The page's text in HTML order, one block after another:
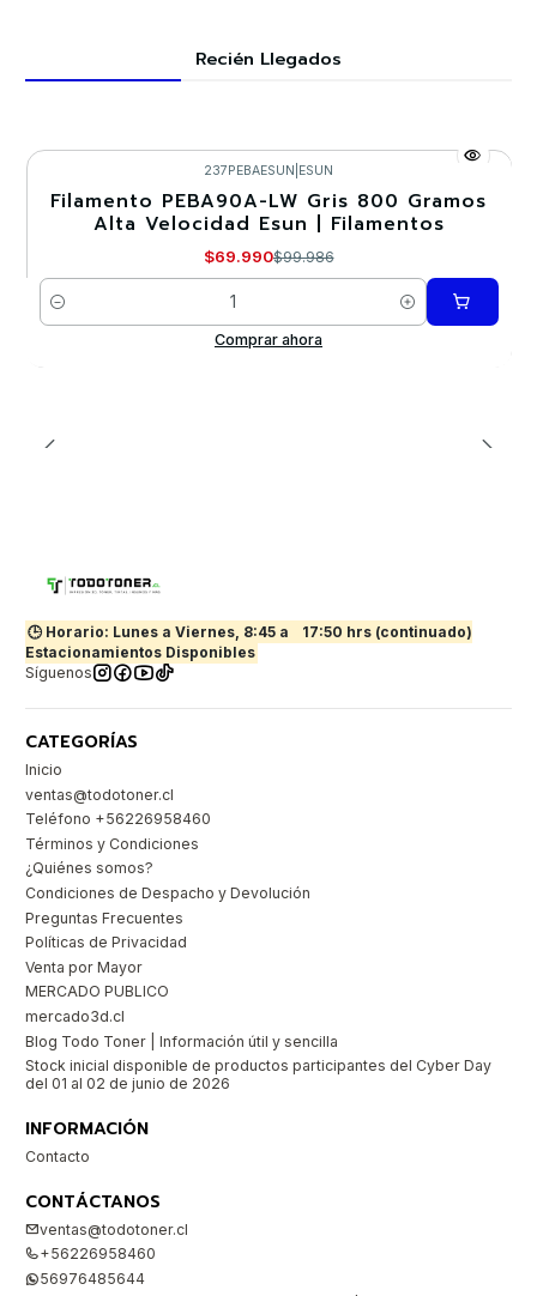
Recién Llegados
-30%
237PEBAESUN ESUN
Filamento PEBA90A-LW Gris 800 Gramos
Alta Velocidad Esun | Filamentos
$69.990$99.986
Cantidad
Comprar ahora
🕒 Horario: Lunes a Viernes, 8:45 a
17:50 hrs (continuado)
Estacionamientos Disponibles
Síguenos
CATEGORÍAS
Inicio
ventas@todotoner.cl
Teléfono +56226958460
Términos y Condiciones
¿Quiénes somos?
Condiciones de Despacho y Devolución
Preguntas Frecuentes
Políticas de Privacidad
Venta por Mayor
MERCADO PUBLICO
mercado3d.cl
Blog Todo Toner | Información útil y sencilla
Stock inicial disponible de productos participantes del Cyber Day
del 01 al 02 de junio de 2026
INFORMACIÓN
Contacto
CONTÁCTANOS
ventas@todotoner.cl
+56226958460
56976485644